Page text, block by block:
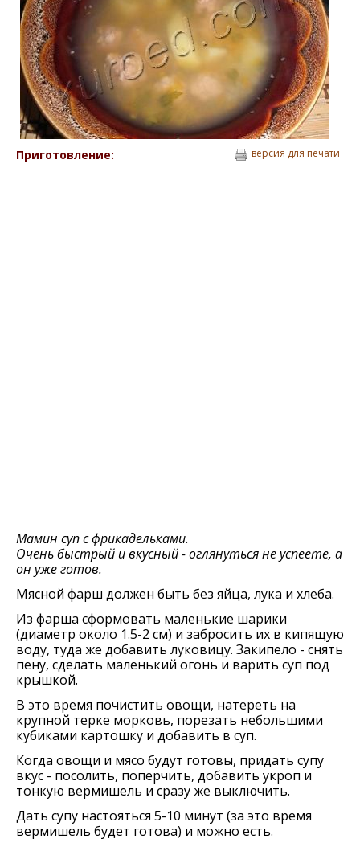
Приготовление: версия для печати
Мамин суп с фрикадельками.
Очень быстрый и вкусный - оглянуться не успеете, а
он уже готов.
Мясной фарш должен быть без яйца, лука и хлеба.
Из фарша сформовать маленькие шарики
(диаметр около 1.5-2 см) и забросить их в кипящую
воду, туда же добавить луковицу. Закипело - снять
пену, сделать маленький огонь и варить суп под
крышкой.
В это время почистить овощи, натереть на
крупной терке морковь, порезать небольшими
кубиками картошку и добавить в суп.
Когда овощи и мясо будут готовы, придать супу
вкус - посолить, поперчить, добавить укроп и
тонкую вермишель и сразу же выключить.
Дать супу настояться 5-10 минут (за это время
вермишель будет готова) и можно есть.